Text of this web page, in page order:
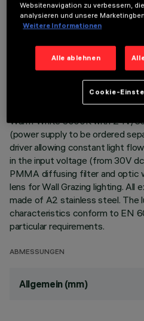
Direct light luminaire, designed
lamps. Ceiling- and wall-
aluminium boy, with zamak die-
silicone seals. Coated with liquid
of weather and UV ray
assembly is closed by a 3 mm
fixed with silicone. Complete
Warm White 3000K with 24V/
(power supply to be ordered
driver allowing constant light
in the input voltage (from 30V
PMMA diffusing filter and optic
lens for Wall Grazing lighting. All
made of A2 stainless steel. The
characteristics conform to EN
particular requirements.
ABMESSUNGEN
Allgemein (mm)
Websitenavigation zu verbessern,
analysieren und unsere
Weitere Informationen
Alle ablehnen
Cookie-